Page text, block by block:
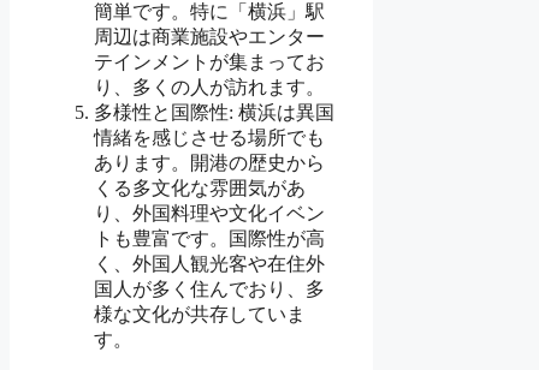
簡単です。特に「横浜」駅
周辺は商業施設やエンター
テインメントが集まってお
り、多くの人が訪れます。
多様性と国際性: 横浜は異国
情緒を感じさせる場所でも
あります。開港の歴史から
くる多文化な雰囲気があ
り、外国料理や文化イベン
トも豊富です。国際性が高
く、外国人観光客や在住外
国人が多く住んでおり、多
様な文化が共存していま
す。